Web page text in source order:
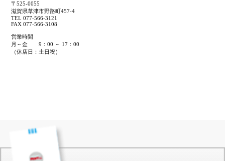
〒525-0055
滋賀県草津市野路町457-4
TEL 077-566-3121
FAX 077-566-3108
営業時間
月～金 9：00 ～ 17：00
（休店日：土日祝）